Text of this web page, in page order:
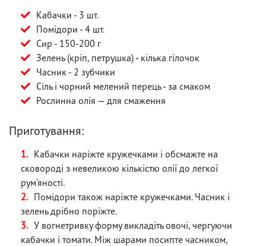
Кабачки - 3 шт.
Помідори - 4 шт.
Сир - 150-200 г
Зелень (кріп, петрушка) - кілька гілочок
Часник - 2 зубчики
Сіль і чорний мелений перець - за смаком
Рослинна олія — для смаження
Приготування:
Кабачки наріжте кружечками і обсмажте на
сковороді з невеликою кількістю олії до легкої
рум'яності.
Помідори також наріжте кружечками. Часник і
зелень дрібно поріжте.
У вогнетривку форму викладіть овочі, чергуючи
кабачки і томати. Між шарами посипте часником,